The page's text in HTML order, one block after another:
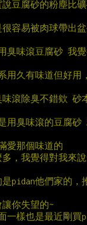
豆腐砂的粉塵比
容易被肉球帶出
臭味滾豆腐砂 我
用久有味道但好用
滾除臭不錯欸 砂
用臭味滾的豆腐
愛那個味道的
，我覺得對我來
pidan他們家的，
你失望的~
一樣也是最近剛買